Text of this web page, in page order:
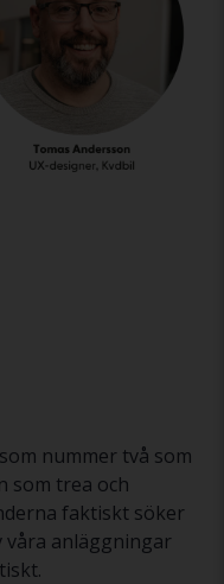
nummer två som
som trea och
faktiskt söker
våra anläggningar